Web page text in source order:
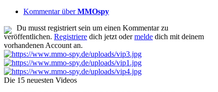
Kommentar überMMOspy
Du musst registriert sein um einen Kommentar zu
veröffentlichen. Registriere dich jetzt odermelde dich mit deinem
vorhandenen Account an.
Die 15 neuesten Videos